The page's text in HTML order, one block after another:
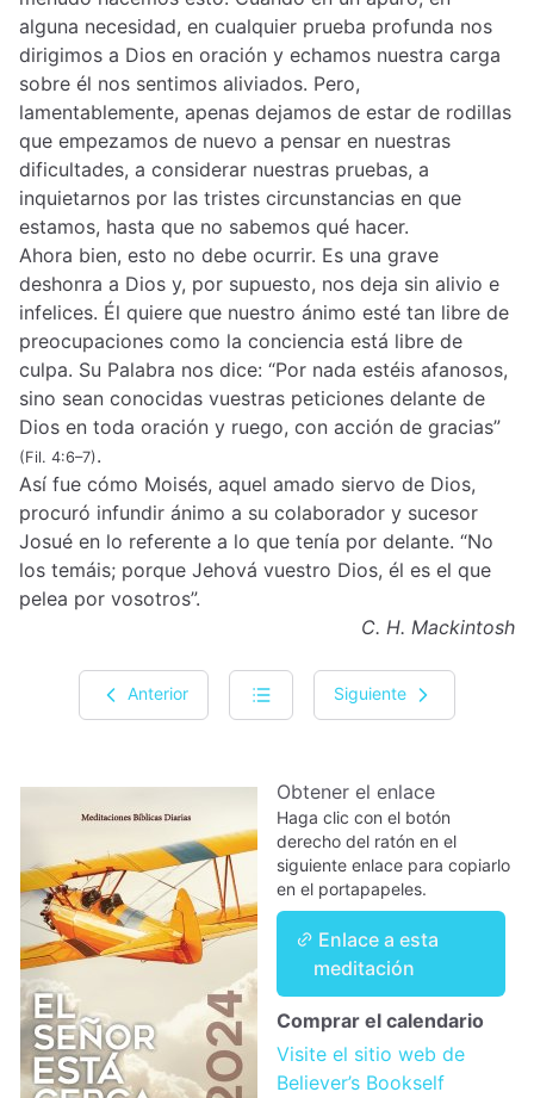
alguna necesidad, en cualquier prueba profunda nos
dirigimos a Dios en oración y echamos nuestra carga
sobre él nos sentimos aliviados. Pero,
lamentablemente, apenas dejamos de estar de rodillas
que empezamos de nuevo a pensar en nuestras
dificultades, a considerar nuestras pruebas, a
inquietarnos por las tristes circunstancias en que
estamos, hasta que no sabemos qué hacer.
Ahora bien, esto no debe ocurrir. Es una grave
deshonra a Dios y, por supuesto, nos deja sin alivio e
infelices. Él quiere que nuestro ánimo esté tan libre de
preocupaciones como la conciencia está libre de
culpa. Su Palabra nos dice: “Por nada estéis afanosos,
sino sean conocidas vuestras peticiones delante de
Dios en toda oración y ruego, con acción de gracias”
(Fil. 4:6–7).
Así fue cómo Moisés, aquel amado siervo de Dios,
procuró infundir ánimo a su colaborador y sucesor
Josué en lo referente a lo que tenía por delante. “No
los temáis; porque Jehová vuestro Dios, él es el que
pelea por vosotros”.
C. H. Mackintosh
Anterior Siguiente
Obtener el enlace
Haga clic con el botón
derecho del ratón en el
siguiente enlace para copiarlo
en el portapapeles.
Enlace a esta
meditación
Comprar el calendario
Visite el sitio web de
Believer’s Bookself